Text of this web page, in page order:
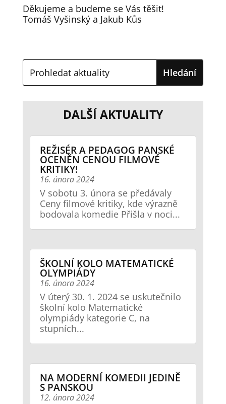
Děkujeme a budeme se Vás těšit!
Tomáš Vyšinský a Jakub Kůs
DALŠÍ AKTUALITY
REŽISÉR A PEDAGOG PANSKÉ
OCENĚN CENOU FILMOVÉ
KRITIKY!
16. února 2024
V sobotu 3. února se předávaly
Ceny filmové kritiky, kde výrazně
bodovala komedie Přišla v noci...
ŠKOLNÍ KOLO MATEMATICKÉ
OLYMPIÁDY
16. února 2024
V úterý 30. 1. 2024 se uskutečnilo
školní kolo Matematické
olympiády kategorie C, na
stupních...
NA MODERNÍ KOMEDII JEDINĚ
S PANSKOU
12. února 2024